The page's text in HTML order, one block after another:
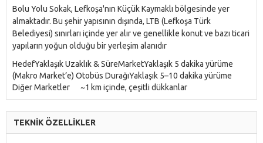
Bolu Yolu Sokak, Lefkoşa'nın Küçük Kaymaklı bölgesinde yer
almaktadır. Bu şehir yapısının dışında, LTB (Lefkoşa Türk
Belediyesi) sınırları içinde yer alır ve genellikle konut ve bazı ticari
yapıların yoğun olduğu bir yerleşim alanıdır
HedefYaklaşık Uzaklık & SüreMarketYaklaşık 5 dakika yürüme
(Makro Market’e) Otobüs DurağıYaklaşık 5–10 dakika yürüme
Diğer Marketler ~1 km içinde, çeşitli dükkanlar
TEKNİK ÖZELLİKLER